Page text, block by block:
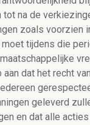
na de
zoals voorzien
tijdens die
dat het recht
geleverd
en dat alle